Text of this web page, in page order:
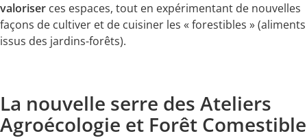
valoriser ces espaces, tout en expérimentant de nouvelles
façons de cultiver et de cuisiner les « forestibles » (aliments
issus des jardins-forêts).
La nouvelle serre des Ateliers
Agroécologie et Forêt Comestible